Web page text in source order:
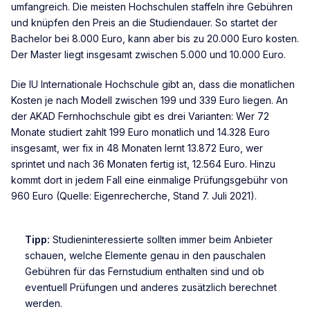
umfangreich. Die meisten Hochschulen staffeln ihre Gebühren
und knüpfen den Preis an die Studiendauer. So startet der
Bachelor bei 8.000 Euro, kann aber bis zu 20.000 Euro kosten.
Der Master liegt insgesamt zwischen 5.000 und 10.000 Euro.
Die IU Internationale Hochschule gibt an, dass die monatlichen
Kosten je nach Modell zwischen 199 und 339 Euro liegen. An
der AKAD Fernhochschule gibt es drei Varianten: Wer 72
Monate studiert zahlt 199 Euro monatlich und 14.328 Euro
insgesamt, wer fix in 48 Monaten lernt 13.872 Euro, wer
sprintet und nach 36 Monaten fertig ist, 12.564 Euro. Hinzu
kommt dort in jedem Fall eine einmalige Prüfungsgebühr von
960 Euro (Quelle: Eigenrecherche, Stand 7. Juli 2021).
Tipp: Studieninteressierte sollten immer beim Anbieter
schauen, welche Elemente genau in den pauschalen
Gebühren für das Fernstudium enthalten sind und ob
eventuell Prüfungen und anderes zusätzlich berechnet
werden.